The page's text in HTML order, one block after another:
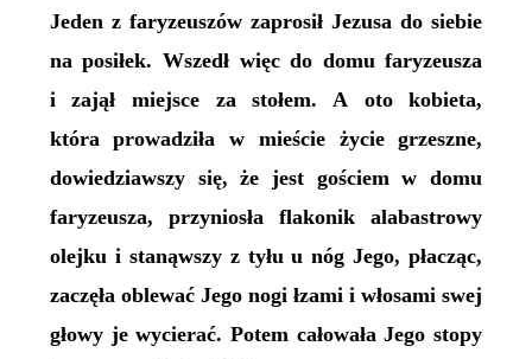
Jeden z faryzeuszów zaprosił Jezusa do siebie
na posiłek. Wszedł więc do domu faryzeusza
i zajął miejsce za stołem. A oto kobieta,
która prowadziła w mieście życie grzeszne,
dowiedziawszy się, że jest gościem w domu
faryzeusza, przyniosła flakonik alabastrowy
olejku i stanąwszy z tyłu u nóg Jego, płacząc,
zaczęła oblewać Jego nogi łzami i włosami swej
głowy je wycierać. Potem całowała Jego stopy